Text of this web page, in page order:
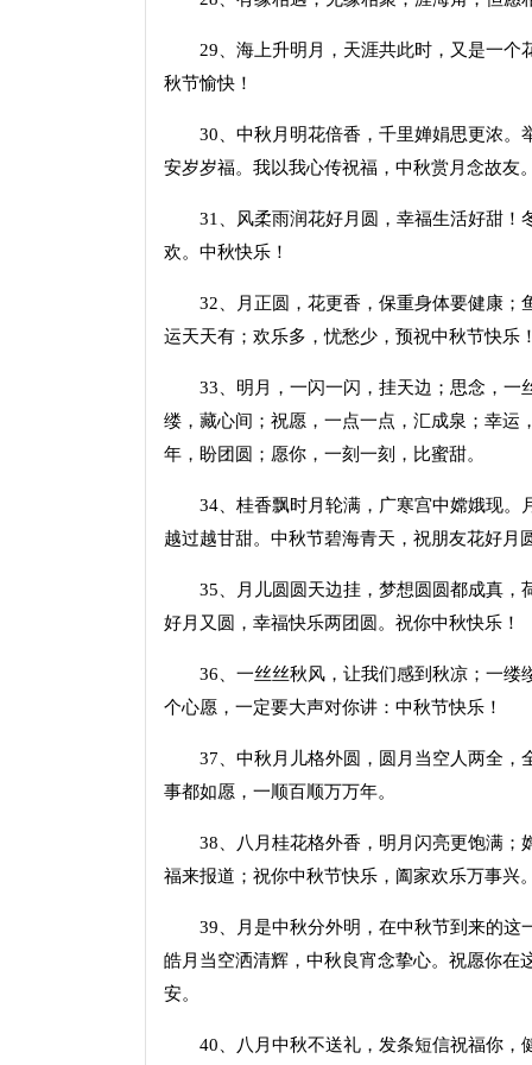
29、海上升明月，天涯共此时，又是一个
秋节愉快！
30、中秋月明花倍香，千里婵娟思更浓。
安岁岁福。我以我心传祝福，中秋赏月念故友
31、风柔雨润花好月圆，幸福生活好甜！
欢。中秋快乐！
32、月正圆，花更香，保重身体要健康；
运天天有；欢乐多，忧愁少，预祝中秋节快乐
33、明月，一闪一闪，挂天边；思念，一
缕，藏心间；祝愿，一点一点，汇成泉；幸运
年，盼团圆；愿你，一刻一刻，比蜜甜。
34、桂香飘时月轮满，广寒宫中嫦娥现。
越过越甘甜。中秋节碧海青天，祝朋友花好
35、月儿圆圆天边挂，梦想圆圆都成真，
好月又圆，幸福快乐两团圆。祝你中秋快乐！
36、一丝丝秋风，让我们感到秋凉；一缕
个心愿，一定要大声对你讲：中秋节快乐！
37、中秋月儿格外圆，圆月当空人两全，
事都如愿，一顺百顺万万年。
38、八月桂花格外香，明月闪亮更饱满；
福来报道；祝你中秋节快乐，阖家欢乐万事兴
39、月是中秋分外明，在中秋节到来的这
皓月当空洒清辉，中秋良宵念挚心。祝愿你在
安。
40、八月中秋不送礼，发条短信祝福你，